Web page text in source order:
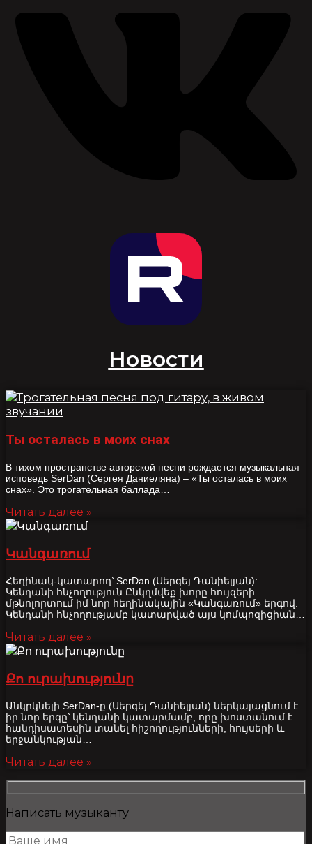
Новости
Ты осталась в моих снах
В тихом пространстве авторской песни рождается музыкальная
исповедь SerDan (Сергея Даниеляна) – «Ты осталась в моих
снах». Это трогательная баллада…
Читать далее »
Կանգառում
Հեղինակ-կատարող՝ SerDan (Սերգեյ Դանիելյան):
Կենդանի հնչողություն Ընկղմվեք խորը հույզերի
մթնոլորտում իմ նոր հեղինակային «Կանգառում» երգով:
Կենդանի հնչողությամբ կատարված այս կոմպոզիցիան…
Читать далее »
Քո ուրախությունը
Անկրկնելի SerDan-ը (Սերգեյ Դանիելյան) ներկայացնում է
իր նոր երգը՝ կենդանի կատարմամբ, որը խոստանում է
հանդիսատեսին տանել հիշողությունների, հույսերի և
երջանկության…
Читать далее »
Написать музыканту